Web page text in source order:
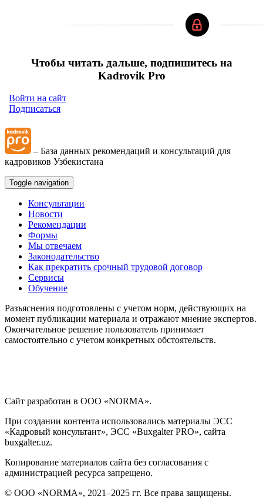
Чтобы читать дальше, подпишитесь на
Kadrovik Pro
Войти на сайт
Подписаться
– База данных рекомендаций и консультаций для
кадровиков Узбекистана
Toggle navigation
Консультации
Новости
Рекомендации
Формы
Мы отвечаем
Законодательство
Как прекратить срочный трудовой договор
Сервисы
Обучение
Разъяснения подготовлены с учетом норм, действующих на
момент публикации материала и отражают мнение экспертов.
Окончательное решение пользователь принимает
самостоятельно с учетом конкретных обстоятельств.
Сайт разработан в ООО «NORMA».
При создании контента использовались материалы ЭСС
«Кадровый консультант», ЭСС «Buxgalter PRO», сайта
buxgalter.uz.
Копирование материалов сайта без согласования с
администрацией ресурса запрещено.
© ООО «NORMA», 2021–2025 гг. Все права защищены.